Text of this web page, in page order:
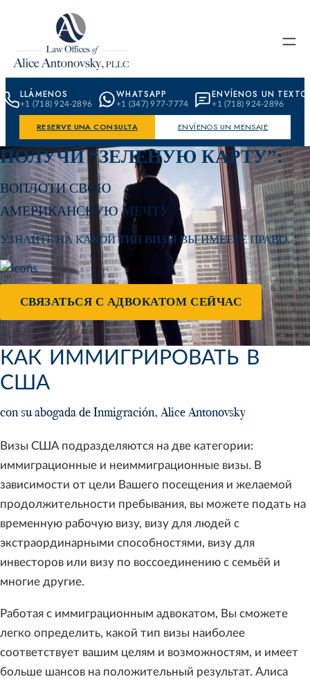
Skip to content
LLÁMENOS
+1 (718) 924-2896
WHATSAPP
+1 (347) 977-7774
ENVÍENOS UN TEXTO
+1 (718) 924-2896
RESERVE UNA CONSULTA ENVÍENOS UN MENSAJE
ПОЛУЧИ “ЗЕЛЕНУЮ КАРТУ”:
ВОПЛОТИ СВОЮ
АМЕРИКАНСКУЮ МЕЧТУ
УЗНАЙТЕ НА КАКОЙ ТИП ВИЗЫ ВЫ ИМЕЕТЕ ПРАВО.
СВЯЗАТЬСЯ С АДВОКАТОМ CЕЙЧАС
КАК ИММИГРИРОВАТЬ В
США
con su abogada de Inmigración, Alice Antonovsky
Визы США подразделяются на две категории:
иммиграционные и неиммиграционные визы. В
зависимости от цели Вашего посещения и желаемой
продолжительности пребывания, вы можете подать на
временную рабочую визу, визу для людей с
экстраординарными способностями, визу для
инвесторов или визу по воссоединению с семьёй и
многие другие.
Работая с иммиграционным адвокатом, Вы сможете
легко определить, какой тип визы наиболее
соответствует вашим целям и возможностям, и имеет
больше шансов на положительный результат. Алиса